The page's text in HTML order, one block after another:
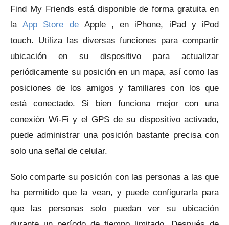
Find My Friends está disponible de forma gratuita en
laApp Store deApple , en iPhone, iPad y iPod
touch. Utiliza las diversas funciones para compartir
ubicación en su dispositivo para actualizar
periódicamente su posición en un mapa, así como las
posiciones de los amigos y familiares con los que
está conectado. Si bien funciona mejor con una
conexión Wi-Fi y el GPS de su dispositivo activado,
puede administrar una posición bastante precisa con
solo una señal de celular.
Solo comparte su posición con las personas a las que
ha permitido que la vean, y puede configurarla para
que las personas solo puedan ver su ubicación